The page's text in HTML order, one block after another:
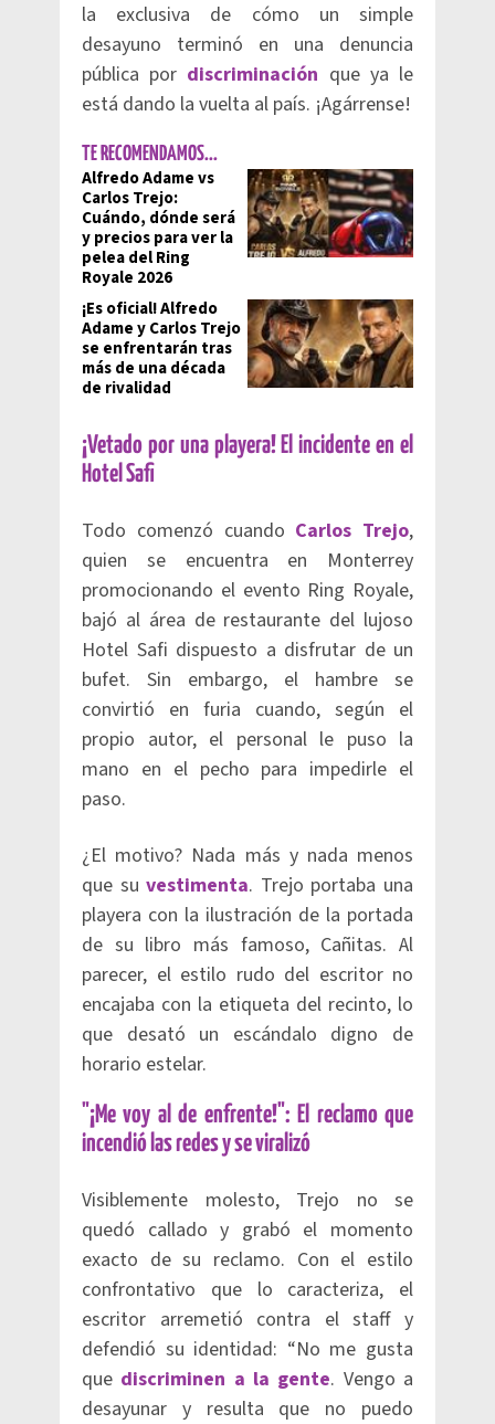
la exclusiva de cómo un simple
desayuno terminó en una denuncia
pública por discriminación que ya le
está dando la vuelta al país. ¡Agárrense!
TE RECOMENDAMOS...
Alfredo Adame vs
Carlos Trejo:
Cuándo, dónde será
y precios para ver la
pelea del Ring
Royale 2026
¡Es oficial! Alfredo
Adame y Carlos Trejo
se enfrentarán tras
más de una década
de rivalidad
¡Vetado por una playera! El incidente en el
Hotel Safi
Todo comenzó cuando Carlos Trejo,
quien se encuentra en Monterrey
promocionando el evento Ring Royale,
bajó al área de restaurante del lujoso
Hotel Safi dispuesto a disfrutar de un
bufet. Sin embargo, el hambre se
convirtió en furia cuando, según el
propio autor, el personal le puso la
mano en el pecho para impedirle el
paso.
¿El motivo? Nada más y nada menos
que suvestimenta. Trejo portaba una
playera con la ilustración de la portada
de su libro más famoso, Cañitas. Al
parecer, el estilo rudo del escritor no
encajaba con la etiqueta del recinto, lo
que desató un escándalo digno de
horario estelar.
"¡Me voy al de enfrente!": El reclamo que
incendió las redes y se viralizó
Visiblemente molesto, Trejo no se
quedó callado y grabó el momento
exacto de su reclamo. Con el estilo
confrontativo que lo caracteriza, el
escritor arremetió contra el staff y
defendió su identidad: “No me gusta
que discriminen a la gente. Vengo a
desayunar y resulta que no puedo